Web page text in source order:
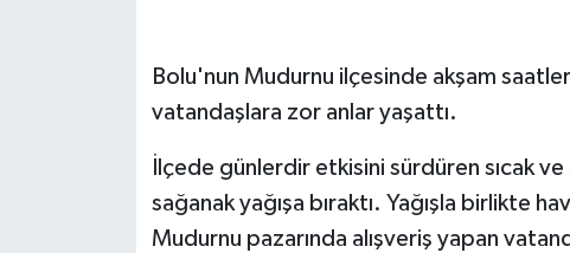
Bolu'nun Mudurnu ilçesinde akşam
vatandaşlara zor anlar yaşattı.
İlçede günlerdir etkisini sürdüren sıcak
sağanak yağışa bıraktı. Yağışla birlikte
Mudurnu pazarında alışveriş yapan
GÜNDEM
HABERDE İNSAN